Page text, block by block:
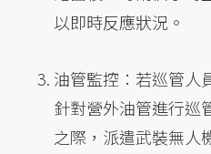
以即時反應狀況。
油管監控：若巡管人
針對營外油管進行巡
之際，派遣武裝無人